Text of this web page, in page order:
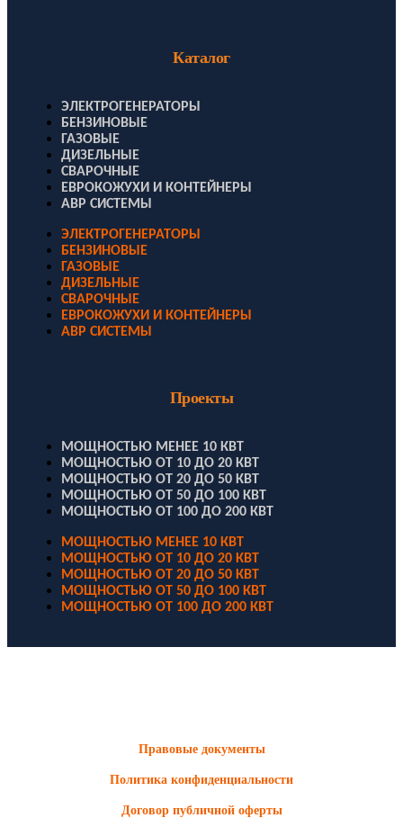
Каталог
ЭЛЕКТРОГЕНЕРАТОРЫ
БЕНЗИНОВЫЕ
ГАЗОВЫЕ
ДИЗЕЛЬНЫЕ
СВАРОЧНЫЕ
ЕВРОКОЖУХИ И КОНТЕЙНЕРЫ
АВР СИСТЕМЫ
ЭЛЕКТРОГЕНЕРАТОРЫ
БЕНЗИНОВЫЕ
ГАЗОВЫЕ
ДИЗЕЛЬНЫЕ
СВАРОЧНЫЕ
ЕВРОКОЖУХИ И КОНТЕЙНЕРЫ
АВР СИСТЕМЫ
Проекты
МОЩНОСТЬЮ МЕНЕЕ 10 КВТ
МОЩНОСТЬЮ ОТ 10 ДО 20 КВТ
МОЩНОСТЬЮ ОТ 20 ДО 50 КВТ
МОЩНОСТЬЮ ОТ 50 ДО 100 КВТ
МОЩНОСТЬЮ ОТ 100 ДО 200 КВТ
МОЩНОСТЬЮ МЕНЕЕ 10 КВТ
МОЩНОСТЬЮ ОТ 10 ДО 20 КВТ
МОЩНОСТЬЮ ОТ 20 ДО 50 КВТ
МОЩНОСТЬЮ ОТ 50 ДО 100 КВТ
МОЩНОСТЬЮ ОТ 100 ДО 200 КВТ
Правовые документы
Политика конфиденциальности
Договор публичной оферты